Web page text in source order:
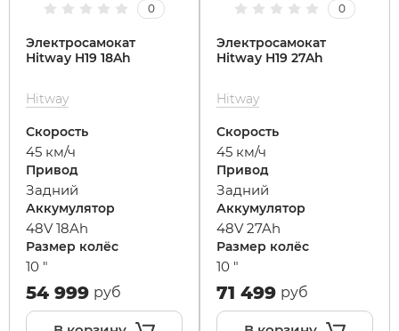
0
Электросамокат
Hitway H19 18Ah
Hitway
Скорость
45 км/ч
Привод
Задний
Аккумулятор
48V 18Ah
Размер колёс
10 "
54 999 руб
0
Электросамокат
Hitway H19 27Ah
Hitway
Скорость
45 км/ч
Привод
Задний
Аккумулятор
48V 27Ah
Размер колёс
10 "
71 499 руб